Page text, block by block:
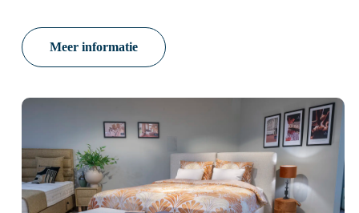
Meer informatie